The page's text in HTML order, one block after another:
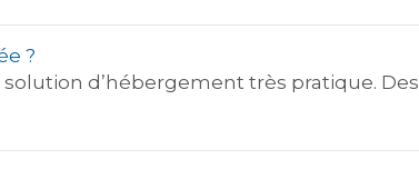
?
d’hébergement très pratique. Des